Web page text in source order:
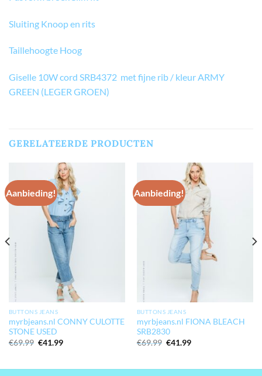
Sluiting Knoop en rits
Taillehoogte Hoog
Giselle 10W cord SRB4372 met fijne rib / kleur ARMY
GREEN (LEGER GROEN)
GERELATEERDE PRODUCTEN
Aanbieding!
BUTTONS JEANS
myrbjeans.nl CONNY CULOTTE
STONE USED
€69.99 Oorspronkelijke
€41.99Huidige
Aanbieding!
BUTTONS JEANS
myrbjeans.nl FIONA BLEACH
SRB2830
€69.99 Oorspronkelijke
€41.99Huidige